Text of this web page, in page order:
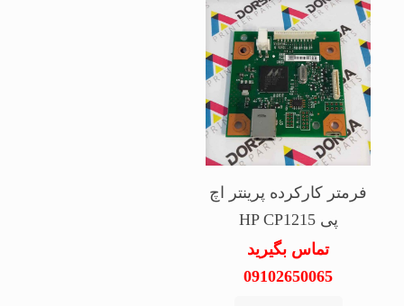
فرمتر کارکرده پرینتر اچ
پی HP CP1215
تماس بگیرید
09102650065